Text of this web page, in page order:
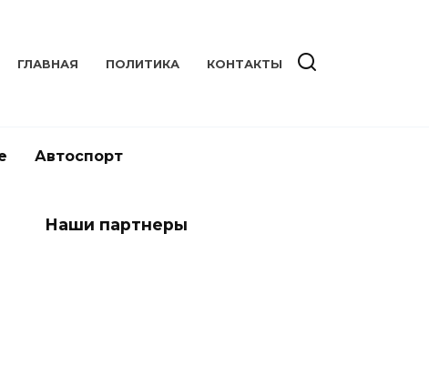
ГЛАВНАЯ ПОЛИТИКА КОНТАКТЫ
Автоспорт
Наши партнеры